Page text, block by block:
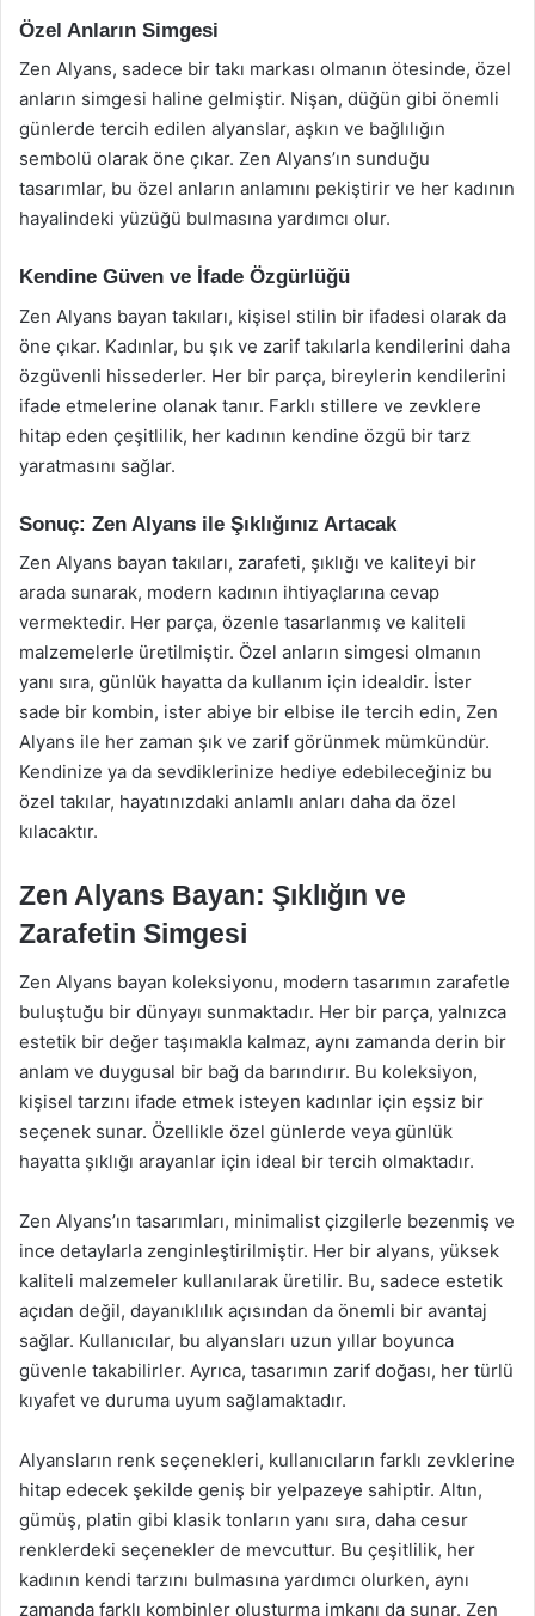
Özel Anların Simgesi
Zen Alyans, sadece bir takı markası olmanın ötesinde, özel
anların simgesi haline gelmiştir. Nişan, düğün gibi önemli
günlerde tercih edilen alyanslar, aşkın ve bağlılığın
sembolü olarak öne çıkar. Zen Alyans’ın sunduğu
tasarımlar, bu özel anların anlamını pekiştirir ve her kadının
hayalindeki yüzüğü bulmasına yardımcı olur.
Kendine Güven ve İfade Özgürlüğü
Zen Alyans bayan takıları, kişisel stilin bir ifadesi olarak da
öne çıkar. Kadınlar, bu şık ve zarif takılarla kendilerini daha
özgüvenli hissederler. Her bir parça, bireylerin kendilerini
ifade etmelerine olanak tanır. Farklı stillere ve zevklere
hitap eden çeşitlilik, her kadının kendine özgü bir tarz
yaratmasını sağlar.
Sonuç: Zen Alyans ile Şıklığınız Artacak
Zen Alyans bayan takıları, zarafeti, şıklığı ve kaliteyi bir
arada sunarak, modern kadının ihtiyaçlarına cevap
vermektedir. Her parça, özenle tasarlanmış ve kaliteli
malzemelerle üretilmiştir. Özel anların simgesi olmanın
yanı sıra, günlük hayatta da kullanım için idealdir. İster
sade bir kombin, ister abiye bir elbise ile tercih edin, Zen
Alyans ile her zaman şık ve zarif görünmek mümkündür.
Kendinize ya da sevdiklerinize hediye edebileceğiniz bu
özel takılar, hayatınızdaki anlamlı anları daha da özel
kılacaktır.
Zen Alyans Bayan: Şıklığın ve
Zarafetin Simgesi
Zen Alyans bayan koleksiyonu, modern tasarımın zarafetle
buluştuğu bir dünyayı sunmaktadır. Her bir parça, yalnızca
estetik bir değer taşımakla kalmaz, aynı zamanda derin bir
anlam ve duygusal bir bağ da barındırır. Bu koleksiyon,
kişisel tarzını ifade etmek isteyen kadınlar için eşsiz bir
seçenek sunar. Özellikle özel günlerde veya günlük
hayatta şıklığı arayanlar için ideal bir tercih olmaktadır.
Zen Alyans’ın tasarımları, minimalist çizgilerle bezenmiş ve
ince detaylarla zenginleştirilmiştir. Her bir alyans, yüksek
kaliteli malzemeler kullanılarak üretilir. Bu, sadece estetik
açıdan değil, dayanıklılık açısından da önemli bir avantaj
sağlar. Kullanıcılar, bu alyansları uzun yıllar boyunca
güvenle takabilirler. Ayrıca, tasarımın zarif doğası, her türlü
kıyafet ve duruma uyum sağlamaktadır.
Alyansların renk seçenekleri, kullanıcıların farklı zevklerine
hitap edecek şekilde geniş bir yelpazeye sahiptir. Altın,
gümüş, platin gibi klasik tonların yanı sıra, daha cesur
renklerdeki seçenekler de mevcuttur. Bu çeşitlilik, her
kadının kendi tarzını bulmasına yardımcı olurken, aynı
zamanda farklı kombinler oluşturma imkanı da sunar. Zen